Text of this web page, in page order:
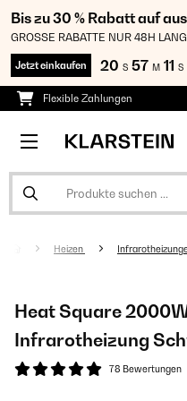
Bis zu 30 % Rabatt auf
GROSSE RABATTE NUR 48H
Jetzt einkaufen 20 S 57 M 10 S
Flexible Zahlungen
Heizen
Heat Square
Infrarotheizung
78 Bewertungen